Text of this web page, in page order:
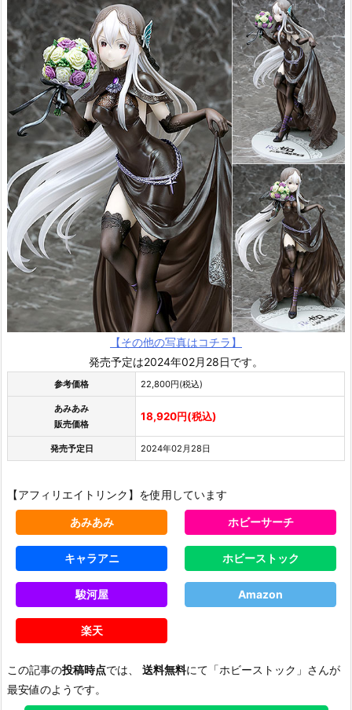
【その他の写真はコチラ】
発売予定は2024年02月28日です。
参考価格 22,800円(税込)
あみあみ
販売価格
18,920円(税込)
発売予定日 2024年02月28日
【アフィリエイトリンク】を使用しています
あみあみ ホビーサーチ
キャラアニ ホビーストック
駿河屋 Amazon
楽天
この記事の投稿時点では、 送料無料にて「ホビーストック」さんが
最安値のようです。